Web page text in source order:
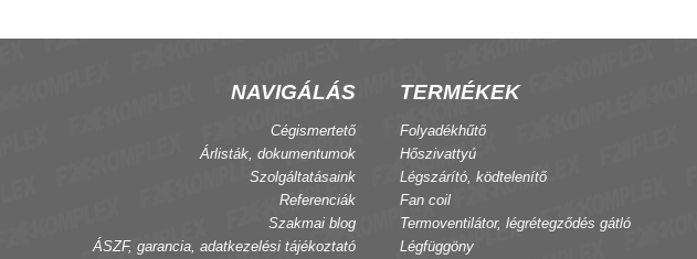
NAVIGÁLÁS
Cégismertető
Árlisták, dokumentumok
Szolgáltatásaink
Referenciák
Szakmai blog
ÁSZF, garancia, adatkezelési tájékoztató
TERMÉKEK
Folyadékhűtő
Hőszivattyú
Légszárító, ködtelenítő
Fan coil
Termoventilátor, légrétegződés gátló
Légfüggöny